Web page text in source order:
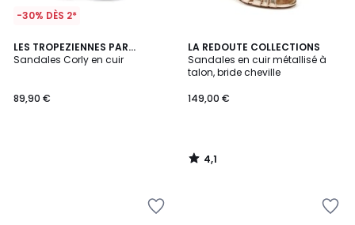
-30% DÈS 2*
LES TROPEZIENNES PAR
M.BELARBI
Sandales Corly en cuir
89,90 €
LA REDOUTE COLLECTIONS
Sandales en cuir métallisé à
talon, bride cheville
149,00 €
4,1
/ 5
4,1
/